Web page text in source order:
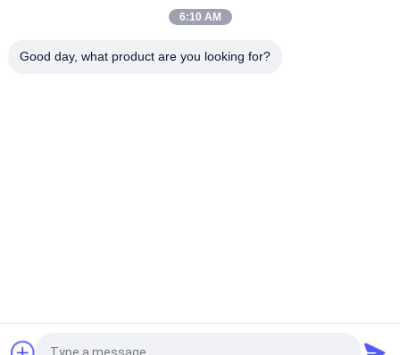
Terug naar boven
6:10 AM
Good day, what product are you looking for?